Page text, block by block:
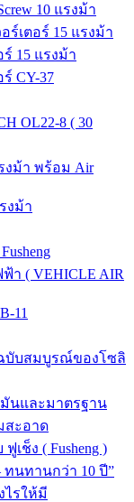
10 แรงม้า
ร์เตอร์ 15 แรงม้า
15 แรงม้า
CY-37
OL22-8 ( 30
งม้า พร้อม Air
งม้า
า ( VEHICLE AIR
11
บับสมบูรณ์ของโซลิ
นและมาตรฐาน
สะอาด
ช็ง ( Fusheng )
นทานกว่า 10 ปี”
ไรให้มี